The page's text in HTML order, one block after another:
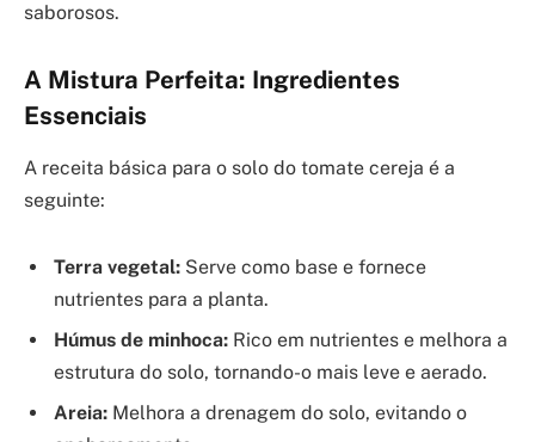
saborosos.
A Mistura Perfeita: Ingredientes
Essenciais
A receita básica para o solo do tomate cereja é a
seguinte:
Terra vegetal: Serve como base e fornece
nutrientes para a planta.
Húmus de minhoca: Rico em nutrientes e melhora a
estrutura do solo, tornando-o mais leve e aerado.
Areia: Melhora a drenagem do solo, evitando o